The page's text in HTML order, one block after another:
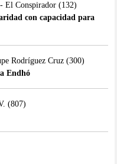
El Conspirador(132)
con capacidad para
Rodríguez Cruz(300)
Endhó
(807)